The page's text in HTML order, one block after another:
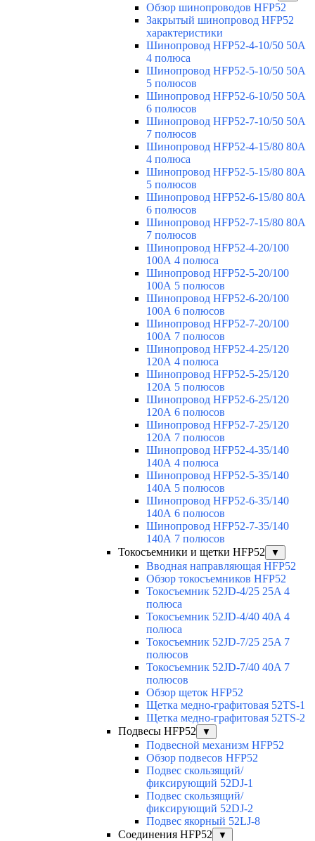
Обзор шинопроводов HFP52
Закрытый шинопровод HFP52
характеристики
Шинопровод HFP52-4-10/50 50A
4 полюса
Шинопровод HFP52-5-10/50 50А
5 полюсов
Шинопровод HFP52-6-10/50 50А
6 полюсов
Шинопровод HFP52-7-10/50 50А
7 полюсов
Шинопровод HFP52-4-15/80 80A
4 полюса
Шинопровод HFP52-5-15/80 80А
5 полюсов
Шинопровод HFP52-6-15/80 80А
6 полюсов
Шинопровод HFP52-7-15/80 80А
7 полюсов
Шинопровод HFP52-4-20/100
100А 4 полюса
Шинопровод HFP52-5-20/100
100А 5 полюсов
Шинопровод HFP52-6-20/100
100А 6 полюсов
Шинопровод HFP52-7-20/100
100А 7 полюсов
Шинопровод HFP52-4-25/120
120А 4 полюса
Шинопровод HFP52-5-25/120
120А 5 полюсов
Шинопровод HFP52-6-25/120
120А 6 полюсов
Шинопровод HFP52-7-25/120
120А 7 полюсов
Шинопровод HFP52-4-35/140
140А 4 полюса
Шинопровод HFP52-5-35/140
140А 5 полюсов
Шинопровод HFP52-6-35/140
140А 6 полюсов
Шинопровод HFP52-7-35/140
140А 7 полюсов
Токосъемники и щетки HFP52
▼
Вводная направляющая HFP52
Обзор токосъемников HFP52
Токосъемник 52JD-4/25 25A 4
полюса
Токосъемник 52JD-4/40 40A 4
полюса
Токосъемник 52JD-7/25 25A 7
полюсов
Токосъемник 52JD-7/40 40A 7
полюсов
Обзор щеток HFP52
Щетка медно-графитовая 52TS-1
Щетка медно-графитовая 52TS-2
Подвесы HFP52
▼
Подвесной механизм HFP52
Обзор подвесов HFP52
Подвес скользящий/
фиксирующий 52DJ-1
Подвес скользящий/
фиксирующий 52DJ-2
Подвес якорный 52LJ-8
Соединения HFP52
▼